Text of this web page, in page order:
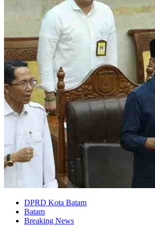
DPRD Kota Batam
Batam
Breaking News